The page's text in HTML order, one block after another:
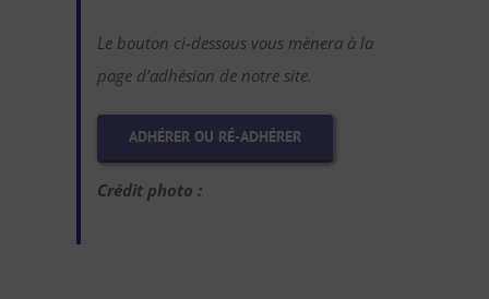
Le bouton ci-dessous vous mènera à la
page d’adhésion de notre site.
ADHÉRER OU RÉ-ADHÉRER
Crédit photo :